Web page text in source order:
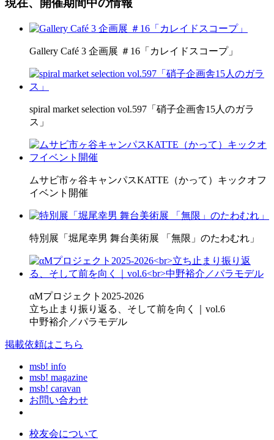
現在、開催期間中の情報
Gallery Café 3 企画展 ＃16「カレイドスコープ」
spiral market selection vol.597「硝子企画舎15人のガラ
ス」
ムサビ市ヶ谷キャンパスKATTE（かって）キックオフ
イベント開催
特別展「堀尾幸男 舞台美術展 「無限」のたわむれ」
αMプロジェクト2025-2026
立ち止まり振り返る、そして前を向く｜vol.6
中野裕介／パラモデル
掲載依頼はこちら
msb! info
msb! magazine
msb! caravan
お問い合わせ
校友会について